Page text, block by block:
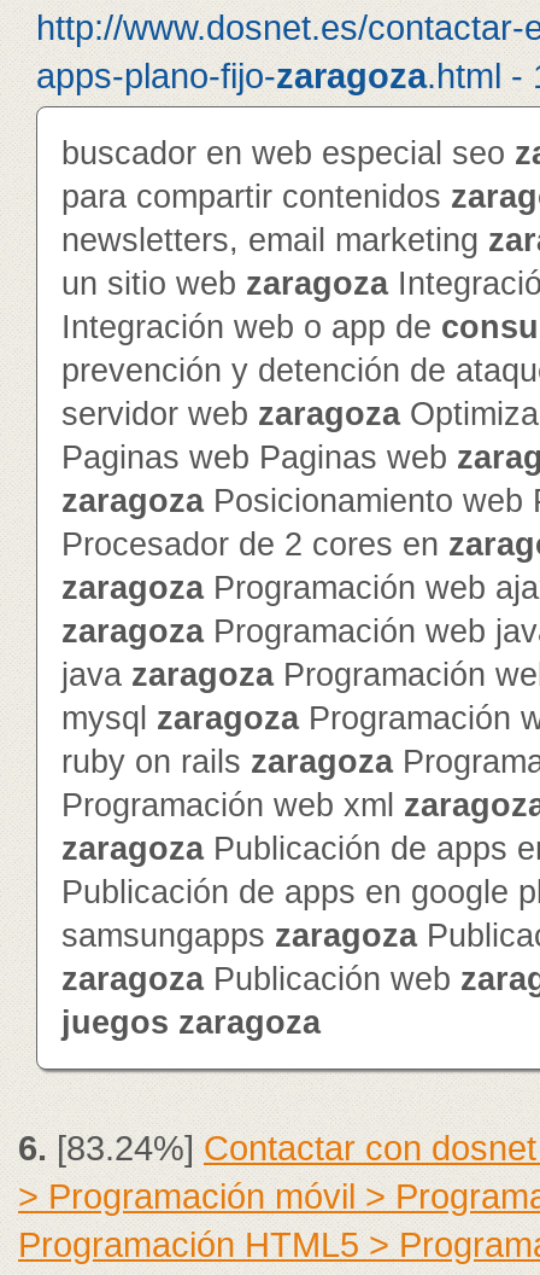
http://www.dosnet.es/contactar-
apps-plano-fijo-zaragoza.html -
buscador en web especial seo
para compartir contenidos
newsletters, email marketing
un sitio web zaragoza
Integración web o app de
prevención y detención de
servidor web zaragoza
Paginas web Paginas web
zaragozaPosicionamiento web
Procesador de 2 cores en
zaragozaProgramación web
zaragozaProgramación web
java zaragozaProgramación
mysql zaragozaProgramación
ruby on rails zaragoza
Programación web xml
zaragozaPublicación de apps
Publicación de apps en google
samsungapps zaragoza
zaragozaPublicación web
juegos zaragoza
6.[83.24%]Contactar con
> Programación móvil >
Programación HTML5 >